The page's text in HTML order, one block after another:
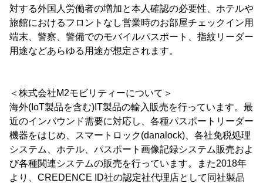
対する外国人労働者の増加と本人確認の必要性、ホテルや
旅館におけるフロントなし営業時のお部屋チェックイン用
端末、警察、警備でのモバイルパスポート、指紋リーダー
用途などあらゆる用途が想定されます。
＜株式会社M2モビリティーについて＞
海外(IoT製品を含む)IT製品の輸入販売を行っています。最
近のインバウンド需要に対応し、各種パスポートリーダー
機器をはじめ、スマートロック(danalock)、各社免税処理
システム、ホテル、パスポート画像記録システム販売およ
び各種関連システムの販売を行っています。また2018年
より、CREDENCE ID社の認定社代理店として同社製品